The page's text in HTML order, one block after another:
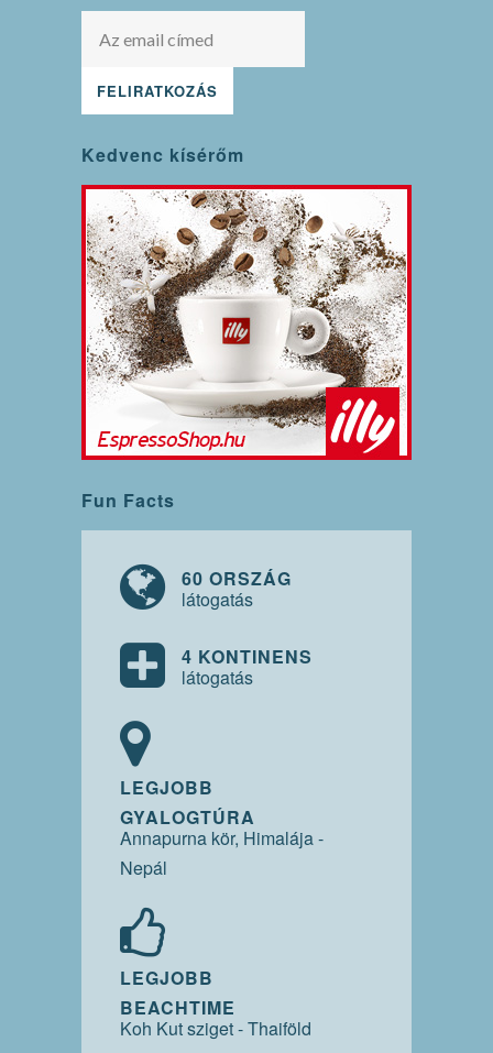
Kedvenc kísérőm
Fun Facts
60 ORSZÁG
látogatás
4 KONTINENS
látogatás
LEGJOBB
GYALOGTÚRA
Annapurna kör, Himalája -
Nepál
LEGJOBB
BEACHTIME
Koh Kut sziget - Thaiföld